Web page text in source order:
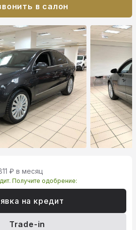
в салон
₽ в месяц
Получите одобрение:
на кредит
Trade-in